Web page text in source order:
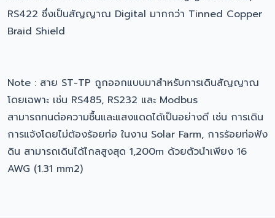
RS422 ซึ่งเป็นสัญญาณ Digital มากกว่า Tinned Copper
Braid Shield
Note : สาย ST-TP ถูกออกแบบมาสำหรับการเดินสัญญาณ
โดยเฉพาะ เช่น RS485, RS232 และ Modbus
สามารถทนต่อความชื้นและแสงแดดได้เป็นอย่างดี เช่น การเดิน
การแจ้งโดยไม่ต้องร้อยท่อ ในงาน Solar Farm, การร้อยท่อฟัง
ดิน สามารถเดินได้ไกลสูงสุด 1,200m ด้วยตัวนำเพียง 16
AWG (1.31 mm2)